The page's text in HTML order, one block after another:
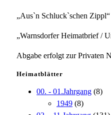
„Aus`n Schluck`schen
„Warnsdorfer Heimatbrief /
Abgabe erfolgt zur Privaten
Heimatblätter
00. - 01.Jahrgang (8)
1949 (8)